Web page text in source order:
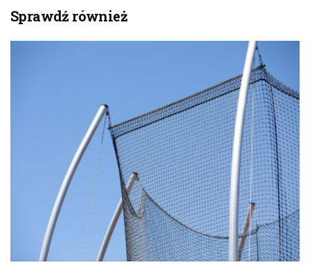
Sprawdź również